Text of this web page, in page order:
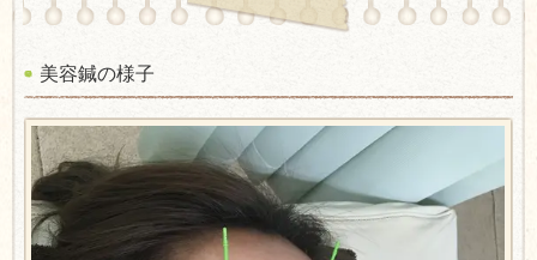
美容鍼の様子